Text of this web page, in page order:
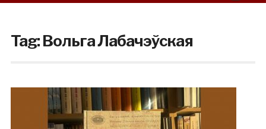
Tag:Вольга Лабачэўская